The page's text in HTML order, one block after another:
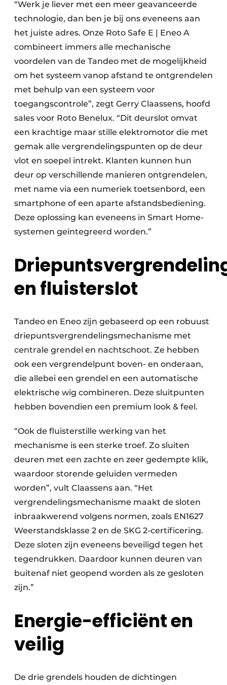
“Werk je liever met een meer geavanceerde
technologie, dan ben je bij ons eveneens aan
het juiste adres. Onze Roto Safe E | Eneo A
combineert immers alle mechanische
voordelen van de Tandeo met de mogelijkheid
om het systeem vanop afstand te ontgrendelen
met behulp van een systeem voor
toegangscontrole”, zegt Gerry Claassens, hoofd
sales voor Roto Benelux. “Dit deurslot omvat
een krachtige maar stille elektromotor die met
gemak alle vergrendelingspunten op de deur
vlot en soepel intrekt. Klanten kunnen hun
deur op verschillende manieren ontgrendelen,
met name via een numeriek toetsenbord, een
smartphone of een aparte afstandsbediening.
Deze oplossing kan eveneens in Smart Home-
systemen geïntegreerd worden.”
en fluisterslot
Tandeo en Eneo zijn gebaseerd op een robuust
driepuntsvergrendelingsmechanisme met
centrale grendel en nachtschoot. Ze hebben
ook een vergrendelpunt boven- en onderaan,
die allebei een grendel en een automatische
elektrische wig combineren. Deze sluitpunten
hebben bovendien een premium look & feel.
“Ook de fluisterstille werking van het
mechanisme is een sterke troef. Zo sluiten
deuren met een zachte en zeer gedempte klik,
waardoor storende geluiden vermeden
worden”, vult Claassens aan. “Het
vergrendelingsmechanisme maakt de sloten
inbraakwerend volgens normen, zoals EN1627
Weerstandsklasse 2 en de SKG 2-certificering.
Deze sloten zijn eveneens beveiligd tegen het
tegendrukken. Daardoor kunnen deuren van
buitenaf niet geopend worden als ze gesloten
zijn.”
Energie-efficiënt en
veilig
De drie grendels houden de dichtingen